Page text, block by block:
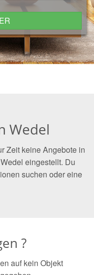
Wedel
Zeit keine Angebote in
eingestellt. Du
suchen oder eine
?
auf kein Objekt